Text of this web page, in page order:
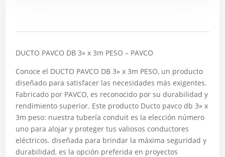
DUCTO PAVCO DB 3» x 3m PESO – PAVCO
Conoce el DUCTO PAVCO DB 3» x 3m PESO, un producto
diseñado para satisfacer las necesidades más exigentes.
Fabricado por PAVCO, es reconocido por su durabilidad y
rendimiento superior. Este producto Ducto pavco db 3» x
3m peso: nuestra tubería conduit es la elección número
uno para alojar y proteger tus valiosos conductores
eléctricos. diseñada para brindar la máxima seguridad y
durabilidad, es la opción preferida en proyectos